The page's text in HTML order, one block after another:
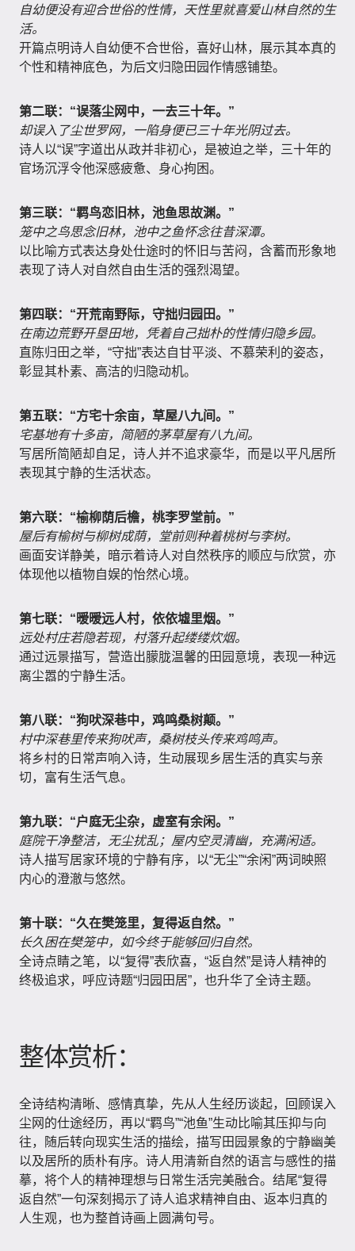
自幼便没有迎合世俗的性情，天性里就喜爱山林自然的生
活。
开篇点明诗人自幼便不合世俗，喜好山林，展示其本真的
个性和精神底色，为后文归隐田园作情感铺垫。
第二联：“误落尘网中，一去三十年。”
却误入了尘世罗网，一陷身便已三十年光阴过去。
诗人以“误”字道出从政并非初心，是被迫之举，三十年的
官场沉浮令他深感疲惫、身心拘困。
第三联：“羁鸟恋旧林，池鱼思故渊。”
笼中之鸟思念旧林，池中之鱼怀念往昔深潭。
以比喻方式表达身处仕途时的怀旧与苦闷，含蓄而形象地
表现了诗人对自然自由生活的强烈渴望。
第四联：“开荒南野际，守拙归园田。”
在南边荒野开垦田地，凭着自己拙朴的性情归隐乡园。
直陈归田之举，“守拙”表达自甘平淡、不慕荣利的姿态，
彰显其朴素、高洁的归隐动机。
第五联：“方宅十余亩，草屋八九间。”
宅基地有十多亩，简陋的茅草屋有八九间。
写居所简陋却自足，诗人并不追求豪华，而是以平凡居所
表现其宁静的生活状态。
第六联：“榆柳荫后檐，桃李罗堂前。”
屋后有榆树与柳树成荫，堂前则种着桃树与李树。
画面安详静美，暗示着诗人对自然秩序的顺应与欣赏，亦
体现他以植物自娱的怡然心境。
第七联：“暧暧远人村，依依墟里烟。”
远处村庄若隐若现，村落升起缕缕炊烟。
通过远景描写，营造出朦胧温馨的田园意境，表现一种远
离尘嚣的宁静生活。
第八联：“狗吠深巷中，鸡鸣桑树颠。”
村中深巷里传来狗吠声，桑树枝头传来鸡鸣声。
将乡村的日常声响入诗，生动展现乡居生活的真实与亲
切，富有生活气息。
第九联：“户庭无尘杂，虚室有余闲。”
庭院干净整洁，无尘扰乱；屋内空灵清幽，充满闲适。
诗人描写居家环境的宁静有序，以“无尘”“余闲”两词映照
内心的澄澈与悠然。
第十联：“久在樊笼里，复得返自然。”
长久困在樊笼中，如今终于能够回归自然。
全诗点睛之笔，以“复得”表欣喜，“返自然”是诗人精神的
终极追求，呼应诗题“归园田居”，也升华了全诗主题。
整体赏析：
全诗结构清晰、感情真挚，先从人生经历谈起，回顾误入
尘网的仕途经历，再以“羁鸟”“池鱼”生动比喻其压抑与向
往，随后转向现实生活的描绘，描写田园景象的宁静幽美
以及居所的质朴有序。诗人用清新自然的语言与感性的描
摹，将个人的精神理想与日常生活完美融合。结尾“复得
返自然”一句深刻揭示了诗人追求精神自由、返本归真的
人生观，也为整首诗画上圆满句号。